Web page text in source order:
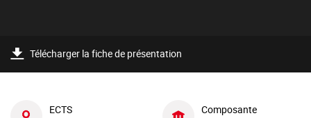
Télécharger la fiche de présentation
ECTS Composante